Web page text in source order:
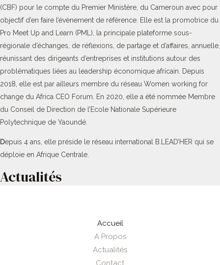
(CBF) pour le compte du Premier Ministère, du Cameroun avec pour
objectif d’en faire l’évènement de référence. Elle est la promotrice du
Pro Meet Up and Learn (PML), la principale plateforme sous-
régionale d’échanges, de réflexions, de partage et d’affaires, annuelle,
réunissant des dirigeants d’entreprises et institutions autour des
problématiques liées au leadership économique africain. Depuis
2018, elle est par ailleurs membre du réseau Women working for
change du Africa CEO Forum. En 2020, elle a été nommée Membre
du Conseil de Direction de l’Ecole Nationale Supérieure
Polytechnique de Yaoundé.
Depuis 4 ans, elle préside le réseau international B.LEAD’HER qui se
déploie en Afrique Centrale.
Actualités
Accueil
A Propos
Actualités
Contact